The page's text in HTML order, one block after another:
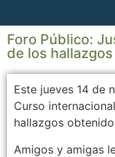
Foro Público:
de los
Este jueves 14 de
Curso
hallazgos
Amigos y amigas